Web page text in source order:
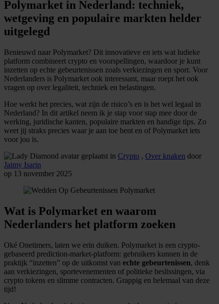
Polymarket in Nederland: techniek,
wetgeving en populaire markten helder
uitgelegd
Benieuwd naar Polymarket? Dit innovatieve en iets wat ludieke
platform combineert crypto en voorspellingen, waardoor je kunt
inzetten op echte gebeurtenissen zoals verkiezingen en sport. Voor
Nederlanders is Polymarket ook interessant, maar roept het ook
vragen op over legaliteit, techniek en belastingen.
Hoe werkt het precies, wat zijn de risico’s en is het wel legaal in
Nederland? In dit artikel neem ik je stap voor stap mee door de
werking, juridische kanten, populaire markten en handige tips. Zo
weet jij straks precies waar je aan toe bent en of Polymarket iets
voor jou is.
geplaatst in Crypto , Over knaken door
Jaimy Isarin
op 13 november 2025
​Wat is Polymarket en waarom
Nederlanders het platform zoeken
Oké Onetimers, laten we erin duiken. Polymarket is een crypto-
gebaseerd prediction-market-platform: gebruikers kunnen in de
praktijk “inzetten” op de uitkomst van echte gebeurtenissen, denk
aan verkiezingen, sportevenementen of politieke beslissingen, via
crypto tokens en slimme contracten. Grappig en helemaal van deze
tijd!